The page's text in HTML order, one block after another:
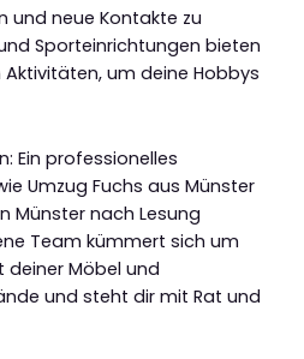
und neue Kontakte zu
Sporteinrichtungen bieten
um deine Hobbys
Ein professionelles
Umzug Fuchs aus Münster
Münster nach Lesung
Team kümmert sich um
deiner Möbel und
und steht dir mit Rat und